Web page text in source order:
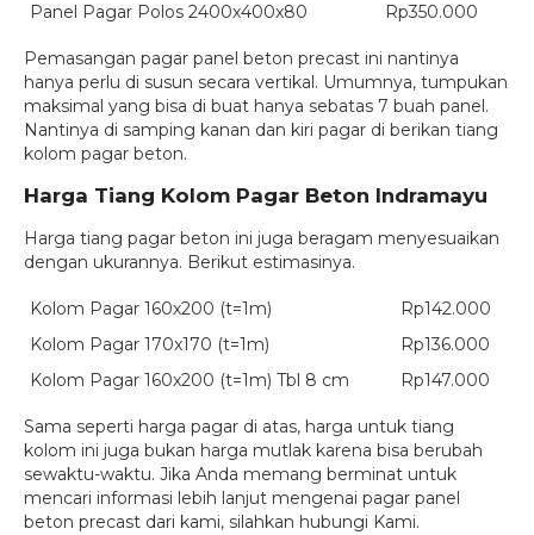
Panel Pagar Polos 2400x400x80
Rp350.000
Pemasangan pagar panel beton precast ini nantinya
hanya perlu di susun secara vertikal. Umumnya, tumpukan
maksimal yang bisa di buat hanya sebatas 7 buah panel.
Nantinya di samping kanan dan kiri pagar di berikan tiang
kolom pagar beton.
Harga Tiang Kolom Pagar Beton Indramayu
Harga tiang pagar beton ini juga beragam menyesuaikan
dengan ukurannya. Berikut estimasinya.
Kolom Pagar 160x200 (t=1m)
Rp142.000
Kolom Pagar 170x170 (t=1m)
Rp136.000
Kolom Pagar 160x200 (t=1m) Tbl 8 cm
Rp147.000
Sama seperti harga pagar di atas, harga untuk tiang
kolom ini juga bukan harga mutlak karena bisa berubah
sewaktu-waktu. Jika Anda memang berminat untuk
mencari informasi lebih lanjut mengenai pagar panel
beton precast dari kami, silahkan hubungi Kami.